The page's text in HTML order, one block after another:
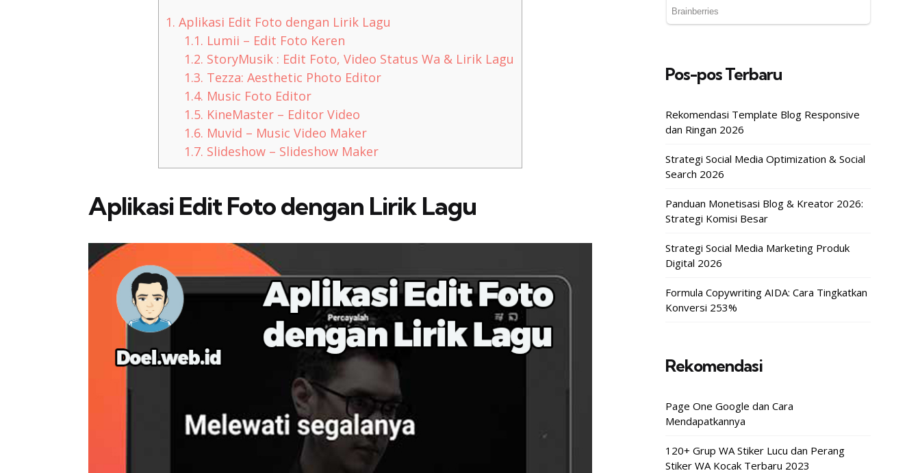
1. Aplikasi Edit Foto dengan Lirik Lagu
1.1. Lumii – Edit Foto Keren
1.2. StoryMusik : Edit Foto, Video Status Wa & Lirik Lagu
1.3. Tezza: Aesthetic Photo Editor
1.4. Music Foto Editor
1.5. KineMaster – Editor Video
1.6. Muvid – Music Video Maker
1.7. Slideshow – Slideshow Maker
Aplikasi Edit Foto dengan Lirik Lagu
Pos-pos Terbaru
Rekomendasi Template Blog Responsive
dan Ringan 2026
Strategi Social Media Optimization & Social
Search 2026
Panduan Monetisasi Blog & Kreator 2026:
Strategi Komisi Besar
Strategi Social Media Marketing Produk
Digital 2026
Formula Copywriting AIDA: Cara Tingkatkan
Konversi 253%
Rekomendasi
Page One Google dan Cara
Mendapatkannya
120+ Grup WA Stiker Lucu dan Perang
Stiker WA Kocak Terbaru 2023